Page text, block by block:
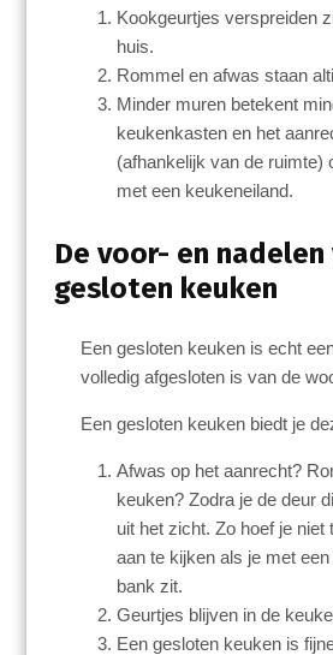
Kookgeurtjes verspreiden
huis.
Rommel en afwas staan
Minder muren betekent
keukenkasten en het
(afhankelijk van de ruimte)
met een keukeneiland.
De voor- en nadelen
gesloten keuken
Een gesloten keuken is echt
volledig afgesloten is van de
Een gesloten keuken biedt je
Afwas op het aanrecht?
keuken? Zodra je de deur
uit het zicht. Zo hoef je niet
aan te kijken als je met
bank zit.
Geurtjes blijven in de
Een gesloten keuken is